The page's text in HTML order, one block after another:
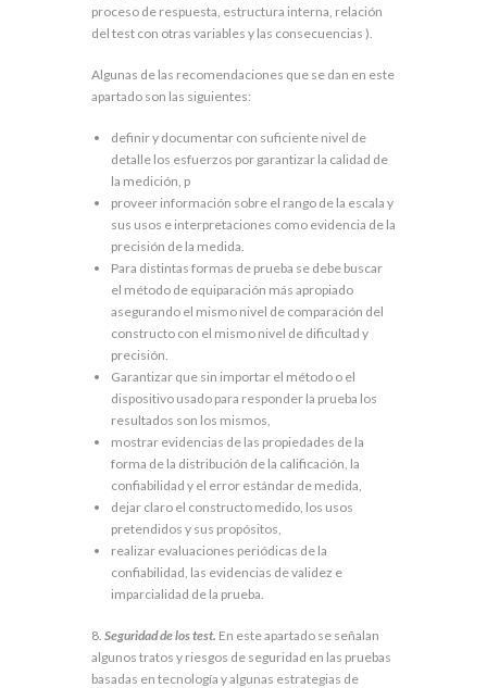
proceso de respuesta, estructura interna, relación
del test con otras variables y las consecuencias ).
Algunas de las recomendaciones que se dan en este
apartado son las siguientes:
definir y documentar con suficiente nivel de
detalle los esfuerzos por garantizar la calidad de
la medición, p
proveer información sobre el rango de la escala y
sus usos e interpretaciones como evidencia de la
precisión de la medida.
Para distintas formas de prueba se debe buscar
el método de equiparación más apropiado
asegurando el mismo nivel de comparación del
constructo con el mismo nivel de dificultad y
precisión.
Garantizar que sin importar el método o el
dispositivo usado para responder la prueba los
resultados son los mismos,
mostrar evidencias de las propiedades de la
forma de la distribución de la calificación, la
confiabilidad y el error estándar de medida,
dejar claro el constructo medido, los usos
pretendidos y sus propósitos,
realizar evaluaciones periódicas de la
confiabilidad, las evidencias de validez e
imparcialidad de la prueba.
8. Seguridad de los test. En este apartado se señalan
algunos tratos y riesgos de seguridad en las pruebas
basadas en tecnología y algunas estrategias de